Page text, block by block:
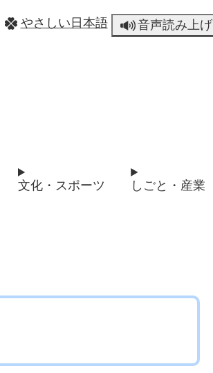
やさしい日本語 音声読み上げ
文化・スポーツ しごと・産業